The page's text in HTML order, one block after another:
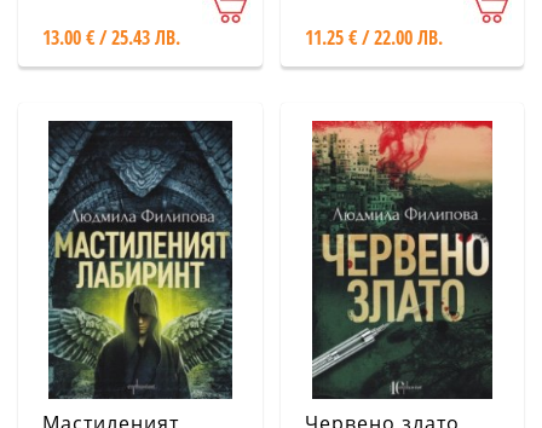
13.00 € / 25.43 ЛВ. 11.25 € / 22.00 ЛВ.